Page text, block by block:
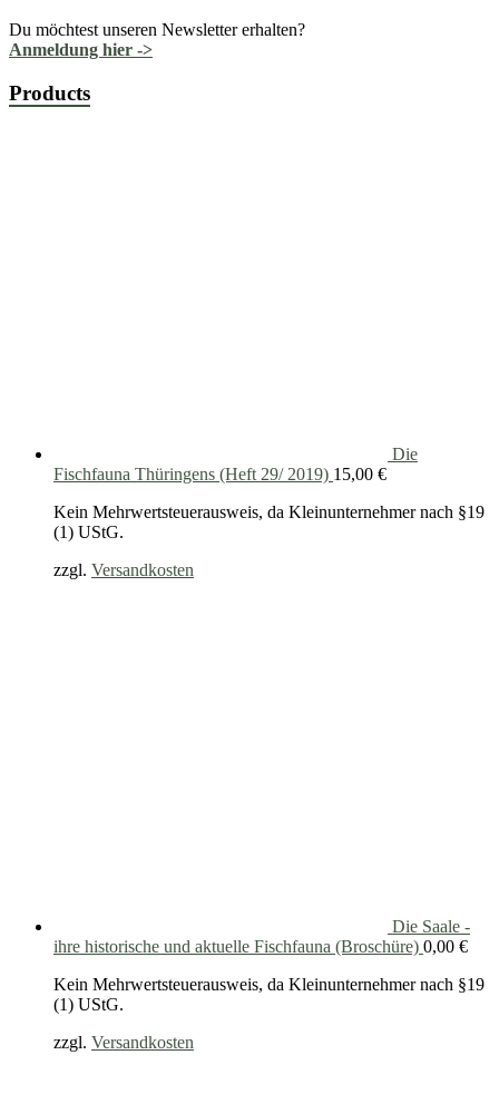
Du möchtest unseren Newsletter erhalten?
Anmeldung hier ->
Products
Die
Fischfauna Thüringens (Heft 29/ 2019) 15,00 €
Kein Mehrwertsteuerausweis, da Kleinunternehmer nach §19
(1) UStG.
zzgl. Versandkosten
Die Saale -
ihre historische und aktuelle Fischfauna (Broschüre) 0,00 €
Kein Mehrwertsteuerausweis, da Kleinunternehmer nach §19
(1) UStG.
zzgl. Versandkosten